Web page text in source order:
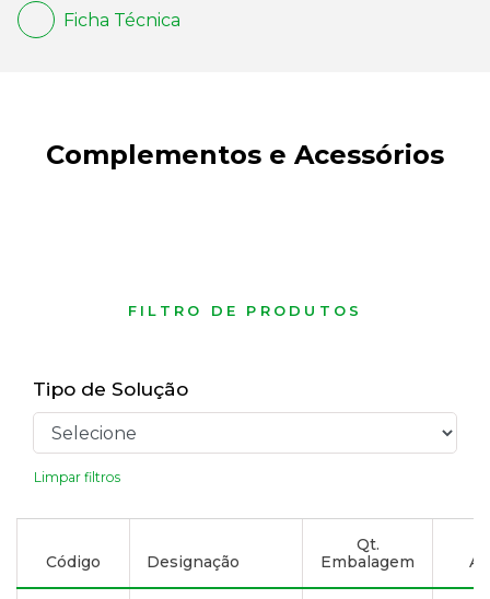
Ficha Técnica
Complementos e Acessórios
FILTRO DE PRODUTOS
Tipo de Solução
Limpar filtros
Código Designação
Qt.
Embalagem